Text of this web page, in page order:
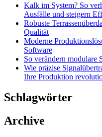
Kalk im System? So
Ausfälle und steigern
Robuste
Qualität
Moderne
Software
So verändern modulare
Wie präzise
Ihre Produktion
Schlagwörter
Archive